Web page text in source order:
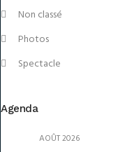
Non classé
Photos
Spectacle
Agenda
AOÛT 2026